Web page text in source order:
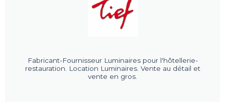
Fabricant-Fournisseur Luminaires pour l'hôtellerie-
restauration. Location Luminaires. Vente au détail et
vente en gros.